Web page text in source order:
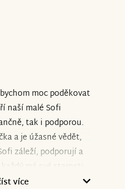
moc poděkovat
naší malé Sofi
tak i podporou.
a je úžasné vědět,
záleží, podporují a
má své starosti.
Moc si toho
více